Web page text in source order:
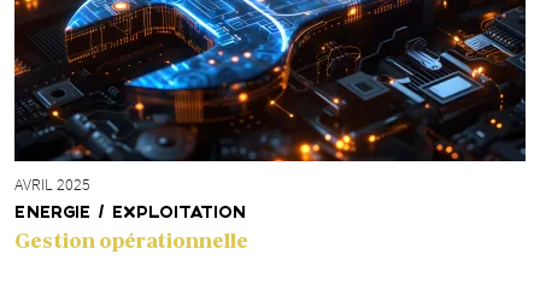
AVRIL 2025
ENERGIE / EXPLOITATION
Gestion opérationnelle